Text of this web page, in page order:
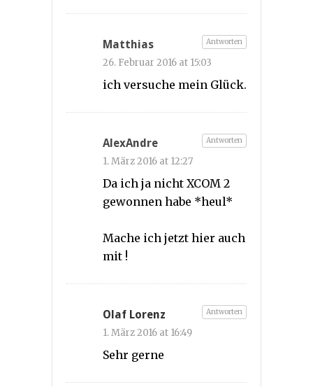
Matthias
26. Februar 2016 at 15:03
ich versuche mein Glück.
Antworten
AlexAndre
1. März 2016 at 12:27
Da ich ja nicht XCOM 2
gewonnen habe *heul*
Mache ich jetzt hier auch
mit !
Antworten
Olaf Lorenz
1. März 2016 at 16:49
Sehr gerne
Antworten